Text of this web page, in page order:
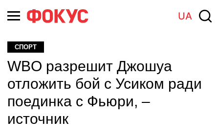
UA
СПОРТ
WBO разрешит Джошуа
отложить бой с Усиком ради
поединка с Фьюри, –
источник